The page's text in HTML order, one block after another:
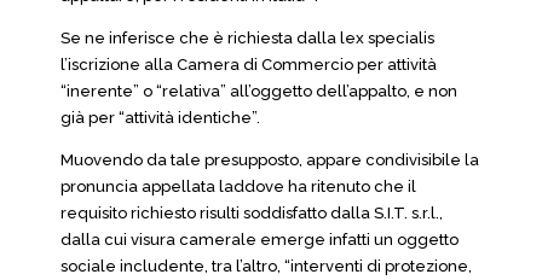
Se ne inferisce che è richiesta dalla lex specialis
l’iscrizione alla Camera di Commercio per attività
“inerente” o “relativa” all’oggetto dell’appalto, e non
già per “attività identiche”.
Muovendo da tale presupposto, appare condivisibile la
pronuncia appellata laddove ha ritenuto che il
requisito richiesto risulti soddisfatto dalla S.I.T. s.r.l.,
dalla cui visura camerale emerge infatti un oggetto
sociale includente, tra l’altro, “interventi di protezione,